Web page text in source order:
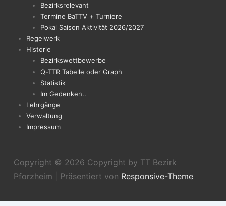
Bezirksrelevant
Termine BaTTV + Turniere
Pokal Saison Aktivität 2026/2027
Regelwerk
Historie
Bezirkswettbewerbe
Q-TTR Tabelle oder Graph
Statistik
Im Gedenken..
Lehrgänge
Verwaltung
Impressum
Copyright © 2026 Copyright by TT Bezirk
Pforzheim
| Präsentiert von Responsive-Theme